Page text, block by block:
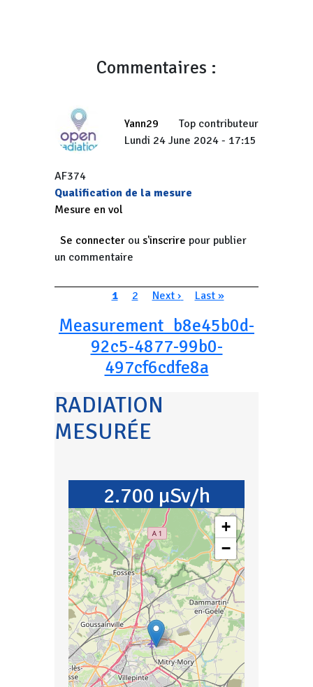
Commentaires :
Yann29
Top contributeur
Lundi 24 June 2024 - 17:15
AF374
Qualification de la mesure
Mesure en vol
Se connecter ou s'inscrire pour publier
un commentaire
PaginationPage courante
1 Page
2 Page suivante
Next › Dernière page
Last »
Measurement_b8e45b0d-
92c5-4877-99b0-
497cf6cdfe8a
RADIATION
MESURÉE
2.700 µSv/h
+
−